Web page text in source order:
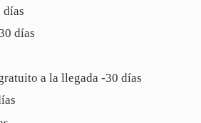
días
a la llegada -30 días